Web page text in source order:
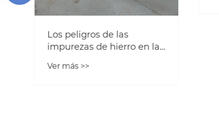
Los peligros de las
impurezas de hierro en la
polvo y el papel clave de
Ver más >>